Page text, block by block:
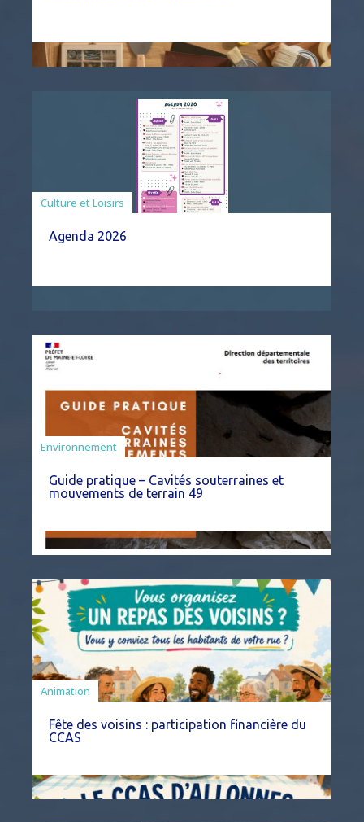
Associations
Culture et Loisirs
Agenda 2026
Environnement
Guide pratique – Cavités souterraines et
mouvements de terrain 49
Animation
Fête des voisins : participation financière du
CCAS